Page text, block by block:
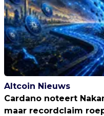
Altcoin Nieuws
Cardano noteert
maar recordclaim